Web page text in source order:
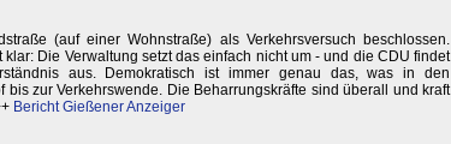
(auf einer Wohnstraße) als Verkehrsversuch beschlossen.
Die Verwaltung setzt das einfach nicht um - und die CDU findet
aus. Demokratisch ist immer genau das, was in den
zur Verkehrswende. Die Beharrungskräfte sind überall und kraft
Bericht Gießener Anzeiger